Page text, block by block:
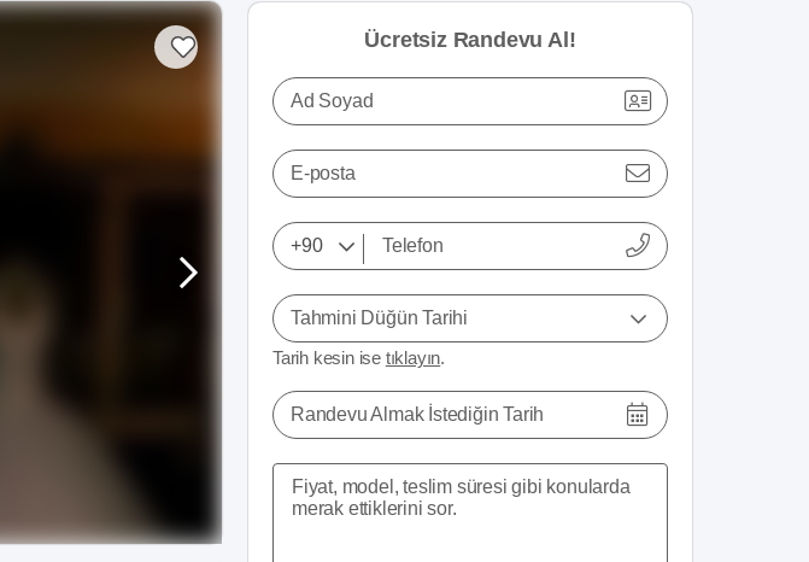
Ücretsiz Randevu Al!
Ad Soyad
E-posta
Tahmini Düğün Tarihi
Tarih kesin ise tıklayın.
Randevu Almak İstediğin Tarih